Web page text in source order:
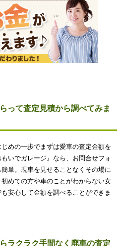
って査定見積から調べてみま
めの一歩でまずは愛車の査定金額を
いでガレージ』なら、お問合せフォ
単。現車を見せることなくその場に
めての方や車のことがわからない女
安心して金額を調べることができま
ラクラク手間なく廃車の査定